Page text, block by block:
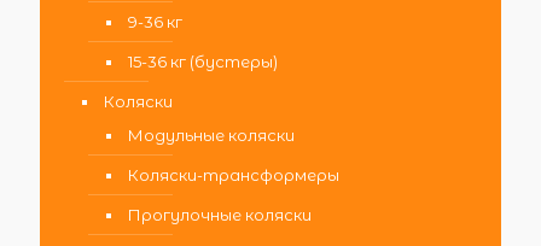
9-36 кг
15-36 кг (бустеры)
Коляски
Модульные коляски
Коляски-трансформеры
Прогулочные коляски